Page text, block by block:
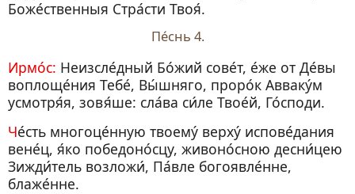
Боже́ственныя Стра́сти Твоя́.
Пе́снь 4.
Ирмо́с: Неизсле́дный Бо́жий сове́т, е́же от Де́вы
воплоще́ния Тебе́, Вы́шняго, проро́к Авваку́м
усмотря́я, зовя́ше: сла́ва си́ле Твое́й, Го́споди.
Че́сть многоце́нную твоему́ верху́ испове́дания
вене́ц, я́ко победоно́сцу, живоно́сною десни́цею
Зижди́тель возложи́, Па́вле богоявле́нне,
блаже́нне.